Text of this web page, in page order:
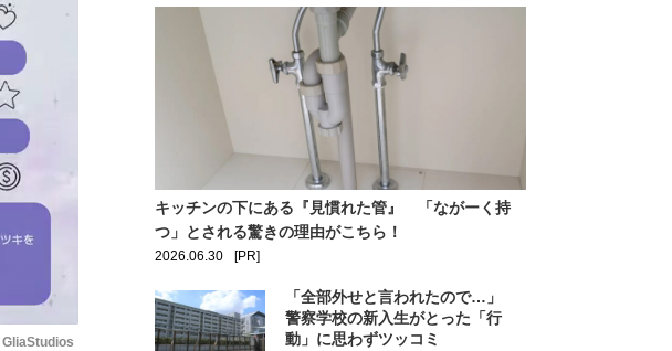
GliaStudios
キッチンの下にある『見慣れた管』 「ながーく持
つ」とされる驚きの理由がこちら！
2026.06.30 [PR]
「全部外せと言われたので…」
警察学校の新入生がとった「行
動」に思わずツッコミ